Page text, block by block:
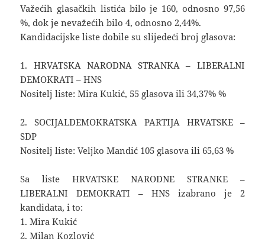
Važećih glasačkih listića bilo je 160, odnosno 97,56
%, dok je nevažećih bilo 4, odnosno 2,44%.
Kandidacijske liste dobile su slijedeći broj glasova:
1. HRVATSKA NARODNA STRANKA – LIBERALNI
DEMOKRATI – HNS
Nositelj liste: Mira Kukić, 55 glasova ili 34,37% %
2. SOCIJALDEMOKRATSKA PARTIJA HRVATSKE –
SDP
Nositelj liste: Veljko Mandić 105 glasova ili 65,63 %
Sa liste HRVATSKE NARODNE STRANKE –
LIBERALNI DEMOKRATI – HNS izabrano je 2
kandidata, i to:
1. Mira Kukić
2. Milan Kozlović